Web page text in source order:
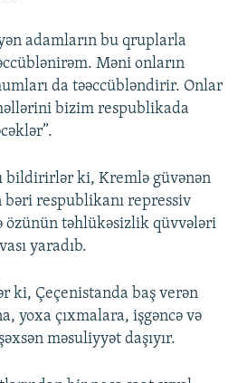
adamların bu qruplarla
Məni onların
da təəccübləndirir. Onlar
bizim respublikada
bildirirlər ki, Kremlə güvənən
respublikanı repressiv
özünün təhlükəsizlik qüvvələri
yaradıb.
ki, Çeçenistanda baş verən
yoxa çıxmalara, işgəncə və
məsuliyyət daşıyır.